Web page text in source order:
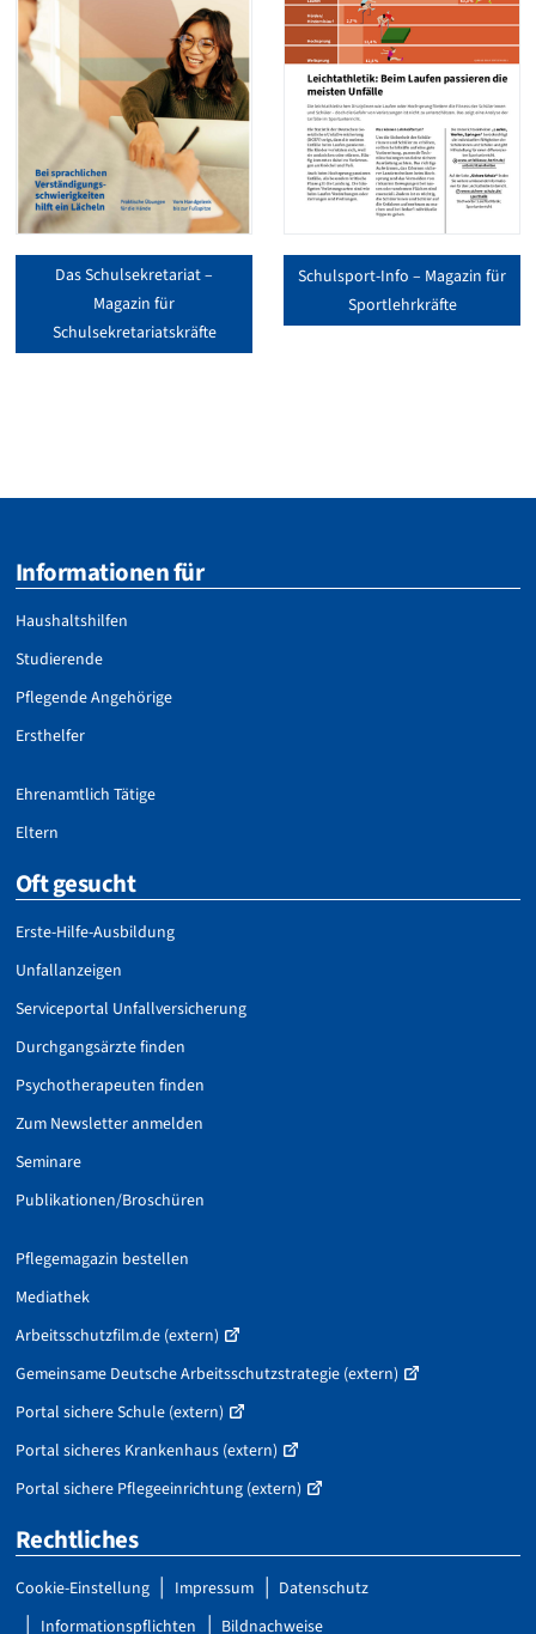
Das Schulsekretariat –
Magazin für
Schulsekretariatskräfte
Schulsport-Info – Magazin für
Sportlehrkräfte
Informationen für
Haushaltshilfen
Studierende
Pflegende Angehörige
Ersthelfer
Ehrenamtlich Tätige
Eltern
Oft gesucht
Erste-Hilfe-Ausbildung
Unfallanzeigen
Serviceportal Unfallversicherung
Durchgangsärzte finden
Psychotherapeuten finden
Zum Newsletter anmelden
Seminare
Publikationen/Broschüren
Pflegemagazin bestellen
Mediathek
Arbeitsschutzfilm.de (extern)
Gemeinsame Deutsche Arbeitsschutzstrategie (extern)
Portal sichere Schule (extern)
Portal sicheres Krankenhaus (extern)
Portal sichere Pflegeeinrichtung (extern)
Rechtliches
Cookie-Einstellung Impressum
Datenschutz
Informationspflichten
Bildnachweise